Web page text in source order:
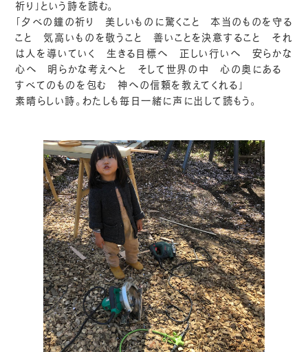
祈り」という詩を読む。
「夕べの鐘の祈り 美しいものに驚くこと 本当のものを守る
こと 気高いものを敬うこと 善いことを決意すること それ
は人を導いていく 生きる目標へ 正しい行いへ 安らかな
心へ 明らかな考えへと そして世界の中 心の奥にある
すべてのものを包む 神への信頼を教えてくれる」
素晴らしい詩。わたしも毎日一緒に声に出して読もう。